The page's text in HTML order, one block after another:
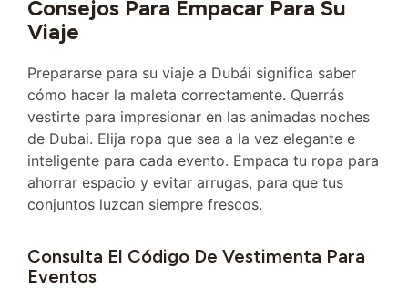
Consejos Para Empacar Para Su
Viaje
Prepararse para su viaje a Dubái significa saber
cómo hacer la maleta correctamente. Querrás
vestirte para impresionar en las animadas noches
de Dubai. Elija ropa que sea a la vez elegante e
inteligente para cada evento. Empaca tu ropa para
ahorrar espacio y evitar arrugas, para que tus
conjuntos luzcan siempre frescos.
Consulta El Código De Vestimenta Para
Eventos